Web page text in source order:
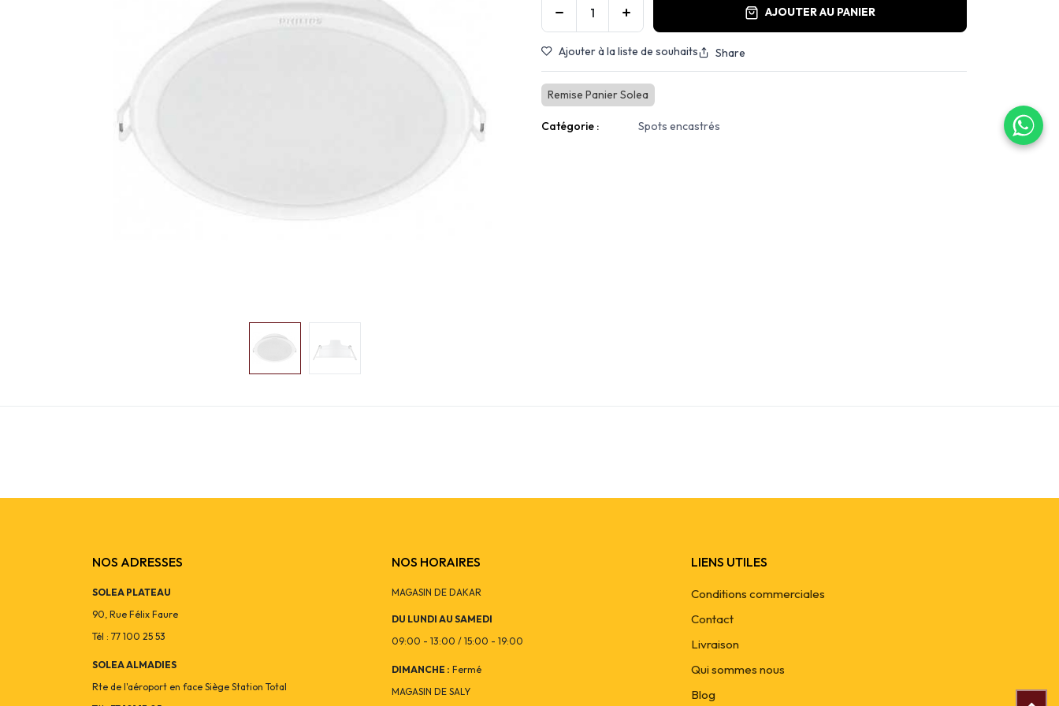
AJOUTER AU PANIER
Ajouter à la liste de souhaits Share
Remise Panier Solea
Catégorie : Spots encastrés
NOS ADRESSES
SOLEA PLATEAU
90, Rue Félix Faure
Tél : 77 100 25 53
SOLEA ALMADIES
Rte de l'aéroport en face Siège Station Total
NOS HORAIRES
MAGASIN DE DAKAR
DU LUNDI AU SAMEDI
09:00 - 13:00 / 15:00 - 19:00
DIMANCHE : Fermé
MAGASIN DE SALY
LIENS UTILES
Conditions commerciales
Contact
Livraison
Qui sommes nous
Blog